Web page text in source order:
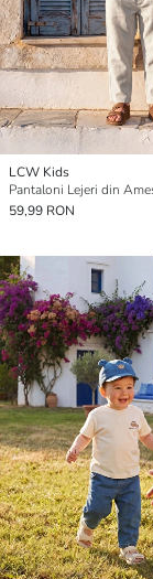
LCW Kids
59,99 RON